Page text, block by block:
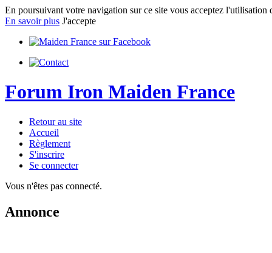
En poursuivant votre navigation sur ce site vous acceptez
En savoir plus J'accepte
Forum Iron Maiden France
Retour au site
Accueil
Règlement
S'inscrire
Se connecter
Vous n'êtes pas connecté.
Annonce